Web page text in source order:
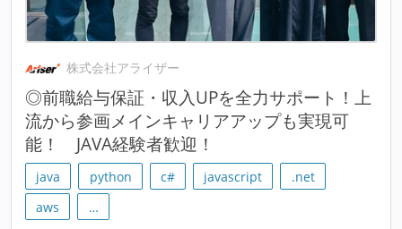
株式会社アライザー
◎前職給与保証・収入UPを全力サポート！上
流から参画メインキャリアアップも実現可
能！ JAVA経験者歓迎！
java python c# javascript
.net
aws
…